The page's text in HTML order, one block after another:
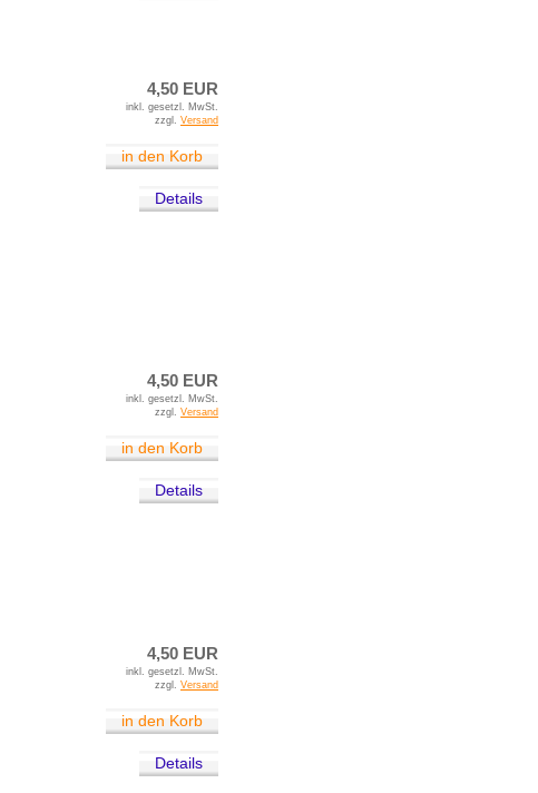
4,50 EUR
inkl. gesetzl. MwSt.
zzgl. Versand
in den Korb
Details
4,50 EUR
inkl. gesetzl. MwSt.
zzgl. Versand
in den Korb
Details
4,50 EUR
inkl. gesetzl. MwSt.
zzgl. Versand
in den Korb
Details